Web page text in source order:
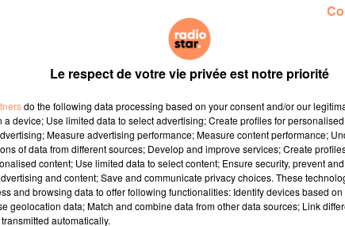
Journée spéciale 30 ans
Le respect de votre vie privée est notre priorité
do the following data processing based on your consent and/or our
a device; Use limited data to select advertising; Create profiles for
Measure advertising performance; Measure content performance;
of data from different sources; Develop and improve services; Create
content; Use limited data to select content; Ensure security, prevent
and content; Save and communicate privacy choices. These
and browsing data to offer following functionalities: Identify devices based
geolocation data; Match and combine data from other data sources; Link
automatically.